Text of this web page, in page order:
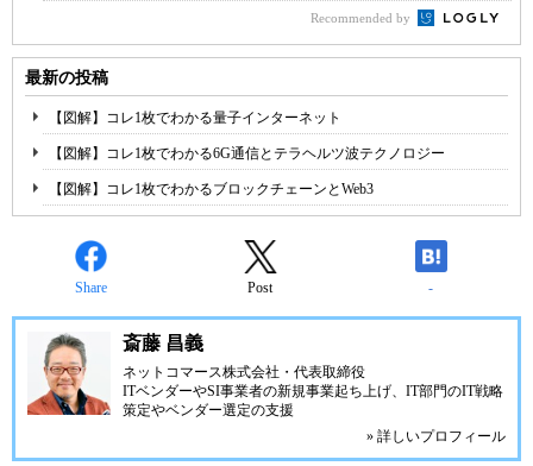
Recommended by
最新の投稿
【図解】コレ1枚でわかる量子インターネット
【図解】コレ1枚でわかる6G通信とテラヘルツ波テクノロジー
【図解】コレ1枚でわかるブロックチェーンとWeb3
Share Post -
斎藤 昌義
ネットコマース株式会社 ・代表取締役
ITベンダーやSI事業者の新規事業起ち上げ、IT部門のIT戦略
策定やベンダー選定の支援
» 詳しいプロフィール